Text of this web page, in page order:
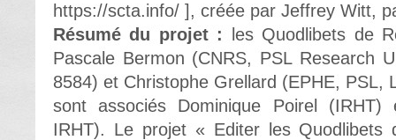
https://scta.info/ ], créée par Jeffrey Witt,
Résumé du projet :
les Quodlibets de
Pascale Bermon (CNRS, PSL Research
8584) et Christophe Grellard (EPHE, PSL,
sont associés Dominique Poirel
IRHT). Le projet « Editer les